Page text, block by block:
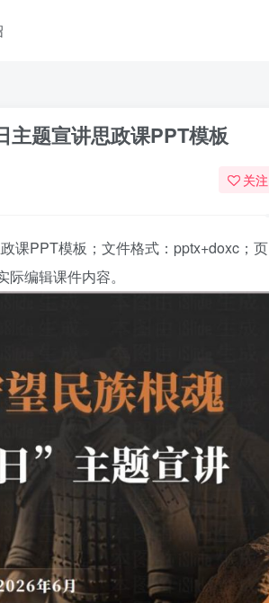
主题宣讲思政课PPT模板
关注
课PPT模板 ；文件格式：pptx+doxc；页
编辑课件内容。